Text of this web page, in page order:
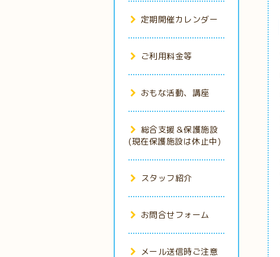
定期開催カレンダー
ご利用料金等
おもな活動、講座
総合支援＆保護施設
(現在保護施設は休止中)
スタッフ紹介
お問合せフォーム
メール送信時ご注意